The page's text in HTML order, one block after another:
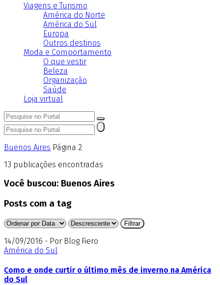
Viagens e Turismo
América do Norte
América do Sul
Europa
Outros destinos
Moda e Comportamento
O que vestir
Beleza
Organização
Saúde
Loja virtual
Buenos Aires Página 2
13 publicações encontradas
Você buscou: Buenos Aires
Posts com a tag
14/09/2016 - Por Blog Fiero
América do Sul
Como e onde curtir o último mês de inverno na América
do Sul